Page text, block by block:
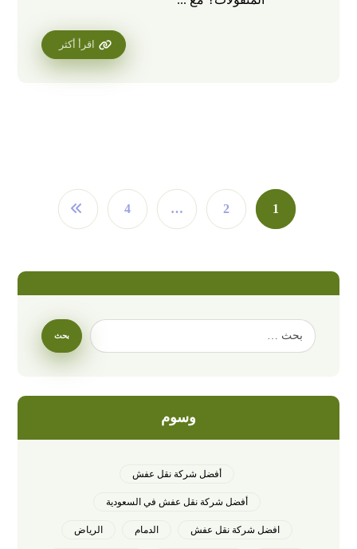
اقرأ أكثر
1
2
…
4
وسوم
أفضل شركة نقل عفش
أفضل شركة نقل عفش في السعودية
افضل شركة نقل عفش الدمام الرياض